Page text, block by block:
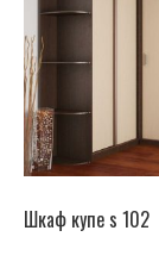
Шкаф купе s 102